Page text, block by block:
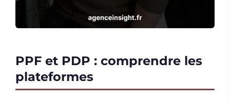
PPF et PDP : comprendre les
plateformes